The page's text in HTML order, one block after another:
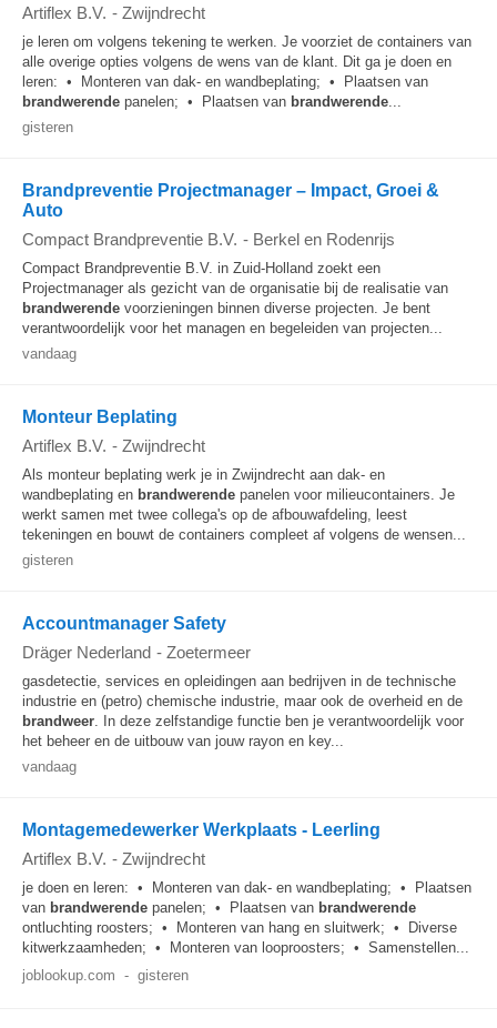
Artiflex B.V. - Zwijndrecht
je leren om volgens tekening te werken. Je voorziet de containers van
alle overige opties volgens de wens van de klant. Dit ga je doen en
leren: • Monteren van dak- en wandbeplating; • Plaatsen van
brandwerende panelen; • Plaatsen van brandwerende...
gisteren
Brandpreventie Projectmanager – Impact, Groei &
Auto
Compact Brandpreventie B.V. - Berkel en Rodenrijs
Compact Brandpreventie B.V. in Zuid-Holland zoekt een
Projectmanager als gezicht van de organisatie bij de realisatie van
brandwerende voorzieningen binnen diverse projecten. Je bent
verantwoordelijk voor het managen en begeleiden van projecten...
vandaag
Monteur Beplating
Artiflex B.V. - Zwijndrecht
Als monteur beplating werk je in Zwijndrecht aan dak- en
wandbeplating en brandwerende panelen voor milieucontainers. Je
werkt samen met twee collega's op de afbouwafdeling, leest
tekeningen en bouwt de containers compleet af volgens de wensen...
gisteren
Accountmanager Safety
Dräger Nederland - Zoetermeer
gasdetectie, services en opleidingen aan bedrijven in de technische
industrie en (petro) chemische industrie, maar ook de overheid en de
brandweer. In deze zelfstandige functie ben je verantwoordelijk voor
het beheer en de uitbouw van jouw rayon en key...
vandaag
Montagemedewerker Werkplaats - Leerling
Artiflex B.V. - Zwijndrecht
je doen en leren: • Monteren van dak- en wandbeplating; • Plaatsen
van brandwerende panelen; • Plaatsen van brandwerende
ontluchting roosters; • Monteren van hang en sluitwerk; • Diverse
kitwerkzaamheden; • Monteren van looproosters; • Samenstellen...
joblookup.com - gisteren